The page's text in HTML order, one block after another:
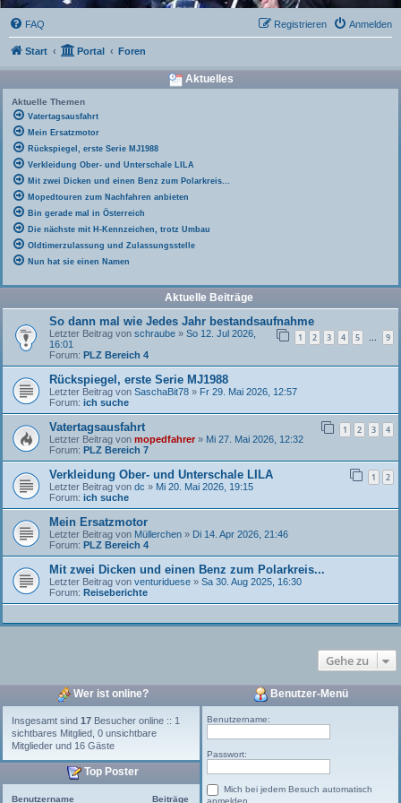
FAQ Anmelden
Registrieren
Start Portal Foren
Aktuelles
Aktuelle Themen
Vatertagsausfahrt
Mein Ersatzmotor
Rückspiegel, erste Serie MJ1988
Verkleidung Ober- und Unterschale LILA
Mit zwei Dicken und einen Benz zum Polarkreis...
Mopedtouren zum Nachfahren anbieten
Bin gerade mal in Österreich
Die nächste mit H-Kennzeichen, trotz Umbau
Oldtimerzulassung und Zulassungsstelle
Nun hat sie einen Namen
Aktuelle Beiträge
So dann mal wie Jedes Jahr bestandsaufnahme
1 2 3 4 5 … 9
Letzter Beitrag von schraube » So 12. Jul 2026,
16:01
Forum: PLZ Bereich 4
Rückspiegel, erste Serie MJ1988
Letzter Beitrag von SaschaBit78 » Fr 29. Mai 2026, 12:57
Forum: ich suche
Vatertagsausfahrt 1 2 3 4
Letzter Beitrag von mopedfahrer » Mi 27. Mai 2026, 12:32
Forum: PLZ Bereich 7
Verkleidung Ober- und Unterschale LILA 1 2
Letzter Beitrag von dc » Mi 20. Mai 2026, 19:15
Forum: ich suche
Mein Ersatzmotor
Letzter Beitrag von Müllerchen » Di 14. Apr 2026, 21:46
Forum: PLZ Bereich 4
Mit zwei Dicken und einen Benz zum Polarkreis...
Letzter Beitrag von venturiduese » Sa 30. Aug 2025, 16:30
Forum: Reiseberichte
Gehe zu
Wer ist online?
Insgesamt sind 17 Besucher online :: 1
sichtbares Mitglied, 0 unsichtbare
Mitglieder und 16 Gäste
Top Poster
Benutzername
Beiträge
Benutzer-Menü
Benutzername:
Passwort:
Mich bei jedem Besuch automatisch
anmelden